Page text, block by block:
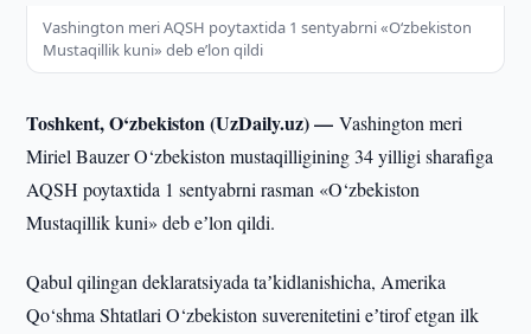
Vashington meri AQSH poytaxtida 1 sentyabrni «O‘zbekiston
Mustaqillik kuni» deb eʼlon qildi
Toshkent, O‘zbekiston (UzDaily.uz) —Vashington meri
Miriel Bauzer O‘zbekiston mustaqilligining 34 yilligi sharafiga
AQSH poytaxtida 1 sentyabrni rasman «O‘zbekiston
Mustaqillik kuni» deb eʼlon qildi.
Qabul qilingan deklaratsiyada taʼkidlanishicha, Amerika
Qo‘shma Shtatlari O‘zbekiston suverenitetini eʼtirof etgan ilk